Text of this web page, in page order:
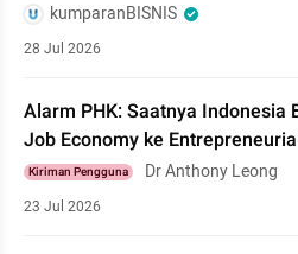
kumparanBISNIS
28 Jul 2026
Alarm PHK: Saatnya Indonesia
Job Economy ke
Kiriman Pengguna Dr Anthony Leong
23 Jul 2026